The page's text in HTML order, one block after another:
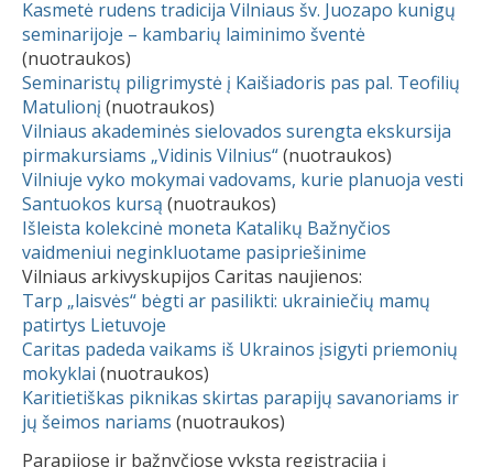
Kasmetė rudens tradicija Vilniaus šv. Juozapo kunigų
seminarijoje – kambarių laiminimo šventė
(nuotraukos)
Seminaristų piligrimystė į Kaišiadoris pas pal. Teofilių
Matulionį (nuotraukos)
Vilniaus akademinės sielovados surengta ekskursija
pirmakursiams „Vidinis Vilnius“(nuotraukos)
Vilniuje vyko mokymai vadovams, kurie planuoja vesti
Santuokos kursą (nuotraukos)
Išleista kolekcinė moneta Katalikų Bažnyčios
vaidmeniui neginkluotame pasipriešinime
Vilniaus arkivyskupijos Caritas naujienos:
Tarp „laisvės“ bėgti ar pasilikti: ukrainiečių mamų
patirtys Lietuvoje
Caritas padeda vaikams iš Ukrainos įsigyti priemonių
mokyklai (nuotraukos)
Karitietiškas piknikas skirtas parapijų savanoriams ir
jų šeimos nariams (nuotraukos)
Parapijose ir bažnyčiose vyksta registracija į